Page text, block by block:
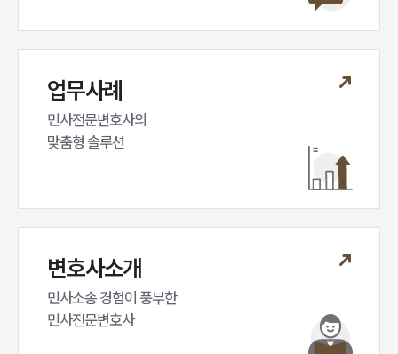
업무사례
민사전문변호사의
맞춤형 솔루션
변호사소개
민사소송 경험이 풍부한
민사전문변호사